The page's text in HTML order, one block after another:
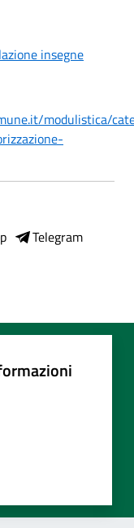
insegne
modulistica/
Telegram